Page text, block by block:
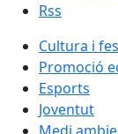
Rss
Cultura i
Promoció
Esports
Joventut